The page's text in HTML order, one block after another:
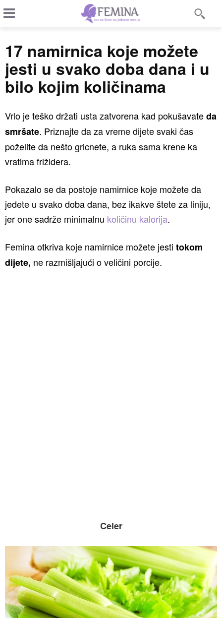
17 namirnica koje možete
jesti u svako doba dana i u
bilo kojim količinama
Vrlo je teško držati usta zatvorena kad pokušavateda
smršate. Priznajte da za vreme dijete svaki čas
poželite da nešto gricnete, a ruka sama krene ka
vratima frižidera.
Pokazalo se da postoje namirnice koje možete da
jedete u svako doba dana, bez ikakve štete za liniju,
jer one sadrže minimalnu količinu kalorija.
Femina otkriva koje namirnice možete jesti tokom
dijete, ne razmišljajući o veličini porcije.
Celer